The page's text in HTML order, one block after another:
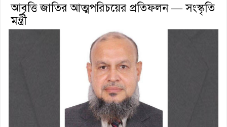
আবৃত্তি জাতির আত্মপরিচয়ের প্রতিফলন — সংস্কৃতি
মন্ত্রী